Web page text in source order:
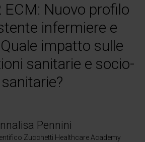
ECM: Nuovo profilo
infermiere e
Quale impatto sulle
sanitarie e socio-
sanitarie?
Pennini
Zucchetti Healthcare Academy